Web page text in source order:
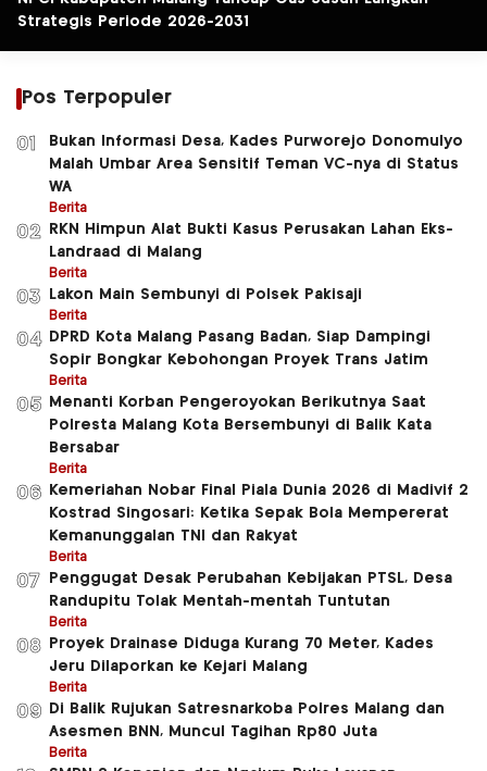
Strategis Periode 2026-2031
Pos Terpopuler
01
Bukan Informasi Desa, Kades Purworejo Donomulyo
Malah Umbar Area Sensitif Teman VC-nya di Status
WA
Berita
02
RKN Himpun Alat Bukti Kasus Perusakan Lahan Eks-
Landraad di Malang
Berita
03 Lakon Main Sembunyi di Polsek Pakisaji
Berita
04
DPRD Kota Malang Pasang Badan, Siap Dampingi
Sopir Bongkar Kebohongan Proyek Trans Jatim
Berita
05
Menanti Korban Pengeroyokan Berikutnya Saat
Polresta Malang Kota Bersembunyi di Balik Kata
Bersabar
Berita
06
Kemeriahan Nobar Final Piala Dunia 2026 di Madivif 2
Kostrad Singosari: Ketika Sepak Bola Mempererat
Kemanunggalan TNI dan Rakyat
Berita
07
Penggugat Desak Perubahan Kebijakan PTSL, Desa
Randupitu Tolak Mentah-mentah Tuntutan
Berita
08
Proyek Drainase Diduga Kurang 70 Meter, Kades
Jeru Dilaporkan ke Kejari Malang
Berita
09
Di Balik Rujukan Satresnarkoba Polres Malang dan
Asesmen BNN, Muncul Tagihan Rp80 Juta
Berita